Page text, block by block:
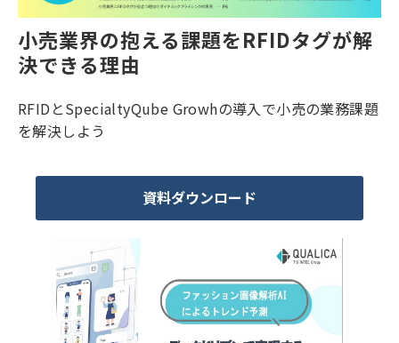
小売業界の抱える課題をRFIDタグが解
決できる理由
RFIDとSpecialtyQube Growhの導入で小売の業務課題
を解決しよう
資料ダウンロード